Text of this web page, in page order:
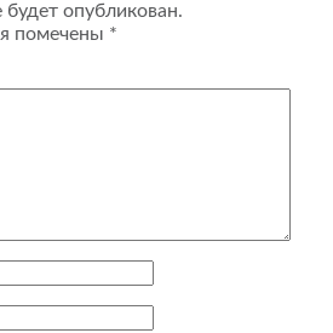
опубликован.
помечены *